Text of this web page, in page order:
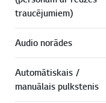
traucējumiem)
Audio norādes
Automātiskais /
manuālais pulkstenis